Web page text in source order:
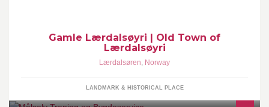
Gamle Lærdalsøyri | Old Town of
Lærdalsøyri
Lærdalsøren, Norway
LANDMARK & HISTORICAL PLACE